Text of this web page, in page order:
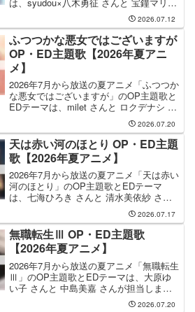
さんが担当します。OP主題歌は syudou×
八木勇征 さんが担当し、OP主題歌のタ
イトルは「ラテマジック」...
2026.07.12
ふつつかな悪女ではございますが
OP・ED主題歌【2026年夏アニ
メ】
2026年7月から放送の夏アニメ「ふつつか
な悪女ではございますが」のOP主題歌と
EDテーマは、milet さんと ロクデナシ さ
んが担当します。OP主題歌は milet さん
が担当し、OP主題歌のタイトルは
「Sunny」です。EDテーマを手...
2026.07.20
天は赤い河のほとり OP・ED主題
歌【2026年夏アニメ】
2026年7月から放送の夏アニメ「天は赤い
河のほとり」のOP主題歌とEDテーマ
は、七海ひろき さんと 清水美依紗 さん
が担当します。OP主題歌を手掛けるのは
七海ひろき さんで、そのOP主題歌のタ
イトルは「暁の空」になります。七海ひ
ろき さ...
2026.07.17
無職転生Ⅲ OP・ED主題歌
【2026年夏アニメ】
2026年7月から放送の夏アニメ「無職転生
Ⅲ」のOP主題歌とEDテーマは、大原ゆ
い子 さんと 中島美嘉 さんが担当しま
す。OP主題歌の担当は大原ゆい子さん
2026.07.20